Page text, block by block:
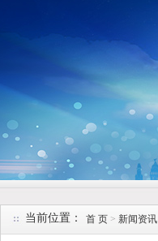
当前位置： 首 页 > 新闻资讯